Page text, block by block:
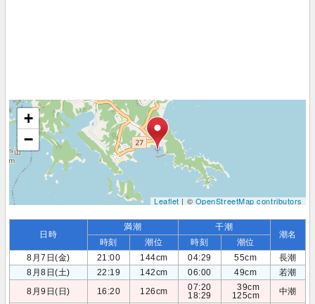
+
−
Leaflet| ©OpenStreetMap contributors
日時
満潮 干潮
潮名
時刻 潮位 時刻
潮位
8月7日(金)
21:00 144cm 04:29 55cm
長潮
8月8日(土)
22:19 142cm 06:00 49cm
若潮
8月9日(日)
16:20 126cm
07:20
18:29
39cm
125cm
中潮